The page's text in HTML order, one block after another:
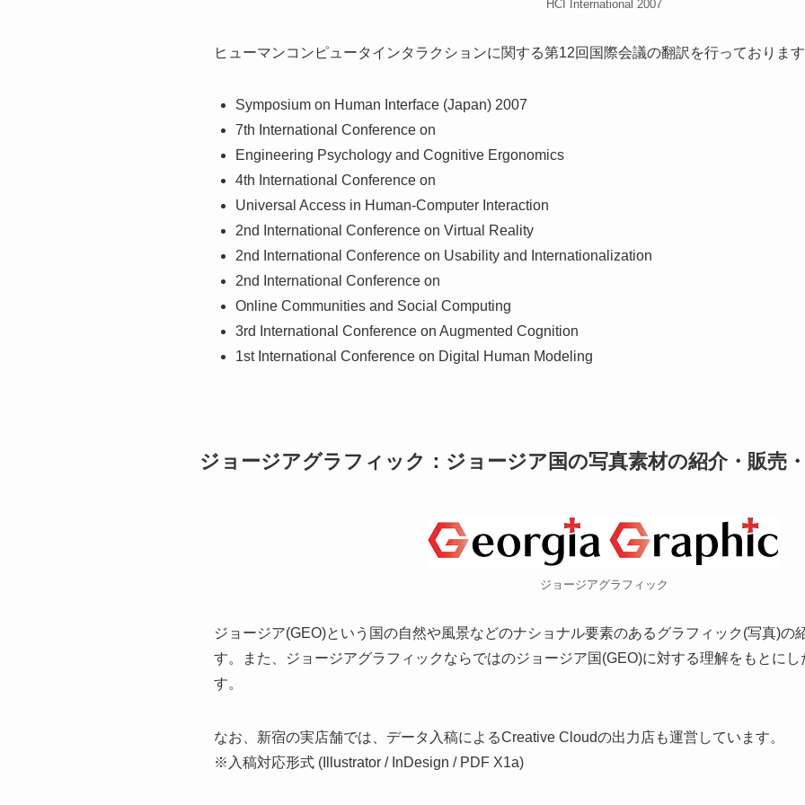
HCI International 2007
ヒューマンコンピュータインタラクションに関する第12回国際会議の翻訳を行っておりま
Symposium on Human Interface (Japan) 2007
7th International Conference on
Engineering Psychology and Cognitive Ergonomics
4th International Conference on
Universal Access in Human-Computer Interaction
2nd International Conference on Virtual Reality
2nd International Conference on Usability and Internationalization
2nd International Conference on
Online Communities and Social Computing
3rd International Conference on Augmented Cognition
1st International Conference on Digital Human Modeling
ジョージアグラフィック：ジョージア国の写真素材の紹介・販売
ジョージアグラフィック
ジョージア(GEO)という国の自然や風景などのナショナル要素のあるグラフィック(写真)の
す。また、ジョージアグラフィックならではのジョージア国(GEO)に対する理解をもとに
す。
なお、新宿の実店舗では、データ入稿によるCreative Cloudの出力店も運営しています。
※入稿対応形式 (Illustrator / InDesign / PDF X1a)